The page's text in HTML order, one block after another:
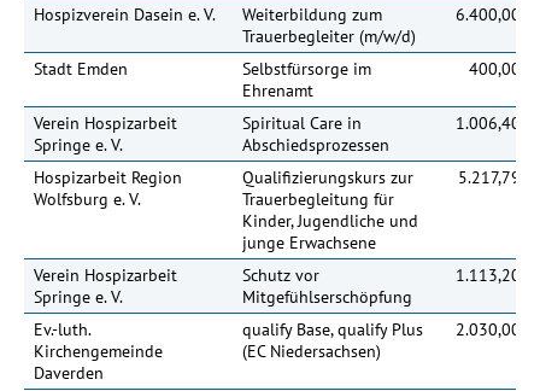
Hospizverein Dasein e. V.
Weiterbildung zum
Trauerbegleiter (m/w/d)
6.400,00 €
Stadt Emden
Selbstfürsorge im
Ehrenamt
400,00 €
Verein Hospizarbeit
Springe e. V.
Spiritual Care in
Abschiedsprozessen
1.006,40 €
Hospizarbeit Region
Wolfsburg e. V.
Qualifizierungskurs zur
Trauerbegleitung für
Kinder, Jugendliche und
junge Erwachsene
5.217,79 €
Verein Hospizarbeit
Springe e. V.
Schutz vor
Mitgefühlserschöpfung
1.113,20 €
Ev.-luth.
Kirchengemeinde
Daverden
qualify Base, qualify Plus
(EC Niedersachsen)
2.030,00 €